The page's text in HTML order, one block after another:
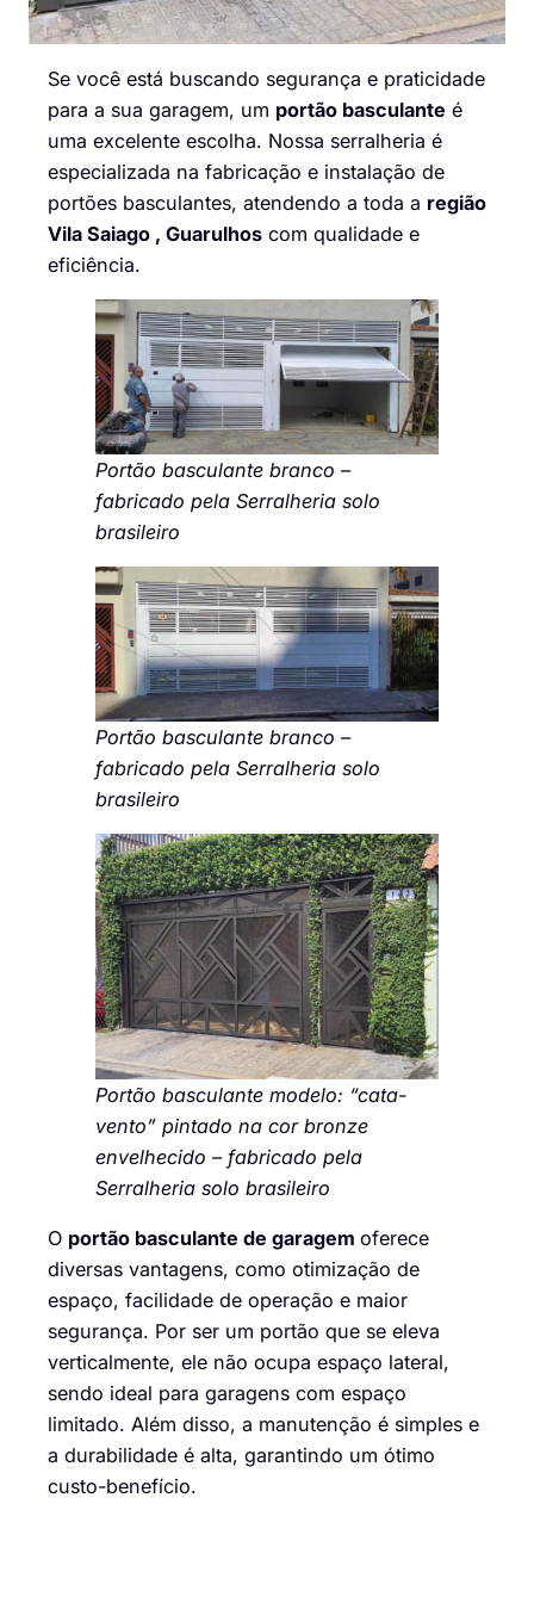
Se você está buscando segurança e praticidade
para a sua garagem, um portão basculante é
uma excelente escolha. Nossa serralheria é
especializada na fabricação e instalação de
portões basculantes, atendendo a toda a região
Vila Saiago , Guarulhos com qualidade e
eficiência.
Portão basculante branco –
fabricado pela Serralheria solo
brasileiro
Portão basculante branco –
fabricado pela Serralheria solo
brasileiro
Portão basculante modelo: “cata-
vento” pintado na cor bronze
envelhecido – fabricado pela
Serralheria solo brasileiro
O portão basculante de garagem oferece
diversas vantagens, como otimização de
espaço, facilidade de operação e maior
segurança. Por ser um portão que se eleva
verticalmente, ele não ocupa espaço lateral,
sendo ideal para garagens com espaço
limitado. Além disso, a manutenção é simples e
a durabilidade é alta, garantindo um ótimo
custo-benefício.